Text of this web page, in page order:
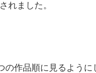
れました。
作品順に見るように